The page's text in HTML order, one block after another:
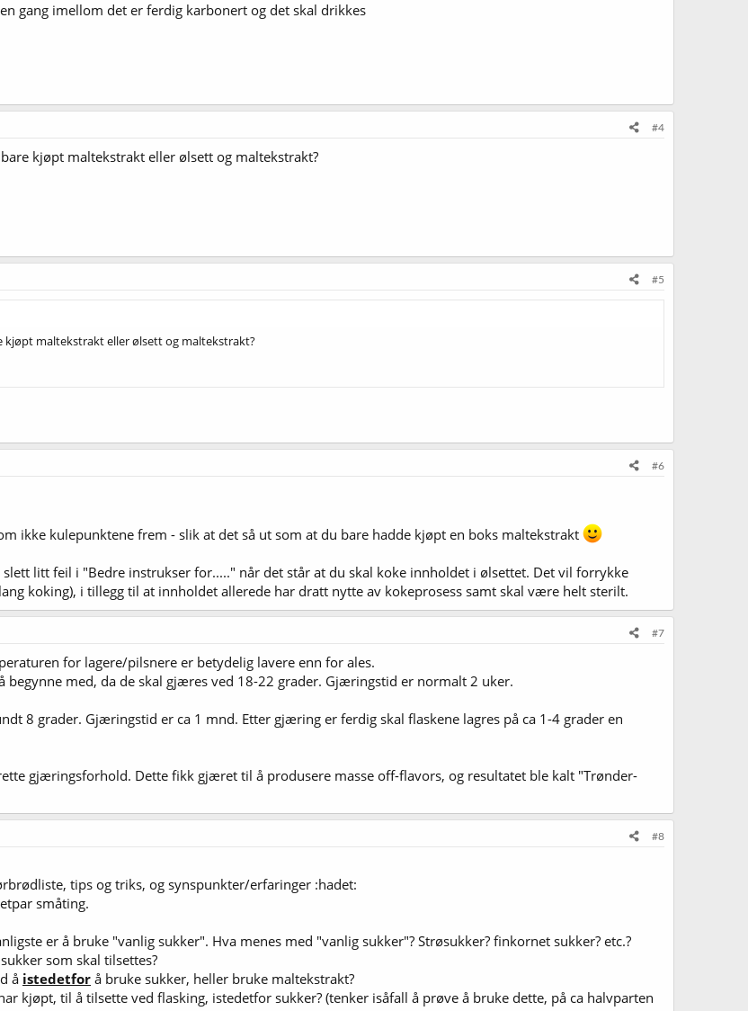
gang imellom det er ferdig karbonert og det skal drikkes
#4
kjøpt maltekstrakt eller ølsett og maltekstrakt?
#5
kjøpt maltekstrakt eller ølsett og maltekstrakt?
#6
ikke kulepunktene frem - slik at det så ut som at du bare hadde kjøpt en boks maltekstrakt
slett litt feil i "Bedre instrukser for....." når det står at du skal koke innholdet i ølsettet. Det vil forrykke
koking), i tillegg til at innholdet allerede har dratt nytte av kokeprosess samt skal være helt sterilt.
#7
for lagere/pilsnere er betydelig lavere enn for ales.
begynne med, da de skal gjæres ved 18-22 grader. Gjæringstid er normalt 2 uker.
8 grader. Gjæringstid er ca 1 mnd. Etter gjæring er ferdig skal flaskene lagres på ca 1-4 grader en
gjæringsforhold. Dette fikk gjæret til å produsere masse off-flavors, og resultatet ble kalt "Trønder-
#8
tips og triks, og synspunkter/erfaringer :hadet:
småting.
er å bruke "vanlig sukker". Hva menes med "vanlig sukker"? Strøsukker? finkornet sukker? etc.?
som skal tilsettes?
å istedetfor å bruke sukker, heller bruke maltekstrakt?
kjøpt, til å tilsette ved flasking, istedetfor sukker? (tenker isåfall å prøve å bruke dette, på ca halvparten